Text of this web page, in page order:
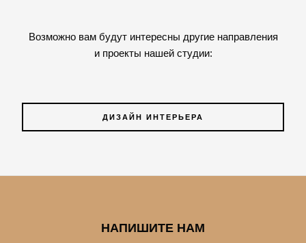
Возможно вам будут интересны другие направления
и проекты нашей студии:
ДИЗАЙН ИНТЕРЬЕРА
НАПИШИТЕ НАМ